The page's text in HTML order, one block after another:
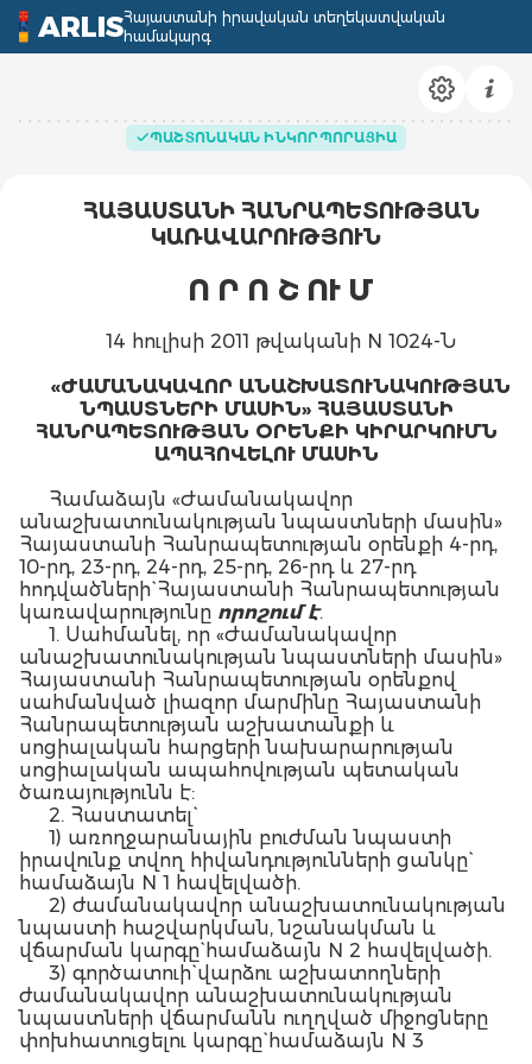
ARLISՀայաստանի իրավական տեղեկատվական
համակարգ
ՊԱՇՏՈՆԱԿԱՆ ԻՆԿՈՐՊՈՐԱՑԻԱ
ՀԱՅԱՍՏԱՆԻ ՀԱՆՐԱՊԵՏՈՒԹՅԱՆ
ԿԱՌԱՎԱՐՈՒԹՅՈՒՆ
Ո Ր Ո Շ ՈՒ Մ
14 հուլիսի 2011 թվականի N 1024-Ն
«ԺԱՄԱՆԱԿԱՎՈՐ ԱՆԱՇԽԱՏՈՒՆԱԿՈՒԹՅԱՆ
ՆՊԱՍՏՆԵՐԻ ՄԱՍԻՆ» ՀԱՅԱՍՏԱՆԻ
ՀԱՆՐԱՊԵՏՈՒԹՅԱՆ ՕՐԵՆՔԻ ԿԻՐԱՐԿՈՒՄՆ
ԱՊԱՀՈՎԵԼՈՒ ՄԱՍԻՆ
Համաձայն «Ժամանակավոր
անաշխատունակության նպաստների մասին»
Հայաստանի Հանրապետության օրենքի 4-րդ,
10-րդ, 23-րդ, 24-րդ, 25-րդ, 26-րդ և 27-րդ
հոդվածների` Հայաստանի Հանրապետության
կառավարությունը որոշում է.
1. Սահմանել, որ «Ժամանակավոր
անաշխատունակության նպաստների մասին»
Հայաստանի Հանրապետության օրենքով
սահմանված լիազոր մարմինը Հայաստանի
Հանրապետության աշխատանքի և
սոցիալական հարցերի նախարարության
սոցիալական ապահովության պետական
ծառայությունն է:
2. Հաստատել`
1) առողջարանային բուժման նպաստի
իրավունք տվող հիվանդությունների ցանկը`
համաձայն N 1 հավելվածի.
2) ժամանակավոր անաշխատունակության
նպաստի հաշվարկման, նշանակման և
վճարման կարգը` համաձայն N 2 հավելվածի.
3) գործատուի` վարձու աշխատողների
ժամանակավոր անաշխատունակության
նպաստների վճարմանն ուղղված միջոցները
փոխհատուցելու կարգը` համաձայն N 3